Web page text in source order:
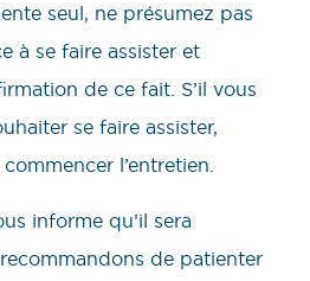
seul, ne présumez pas
à se faire assister et
de ce fait. S’il vous
se faire assister,
l’entretien.
informe qu’il sera
de patienter